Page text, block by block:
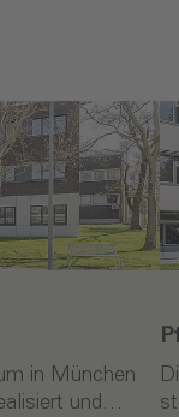
in München
und…